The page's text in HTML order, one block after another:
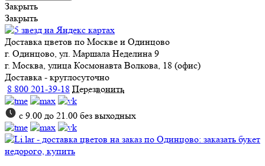
Закрыть
Закрыть
Доставка цветов по Москве и Одинцово
г. Одинцово, ул. Маршала Неделина 9
г. Москва, улица Космонавта Волкова, 18 (офис)
Доставка - круглосуточно
8 800 201-39-18 Перезвонить
с 9.00 до 21.00 без выходных